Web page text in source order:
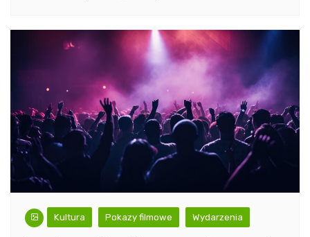
Kultura Pokazy filmowe Wydarzenia